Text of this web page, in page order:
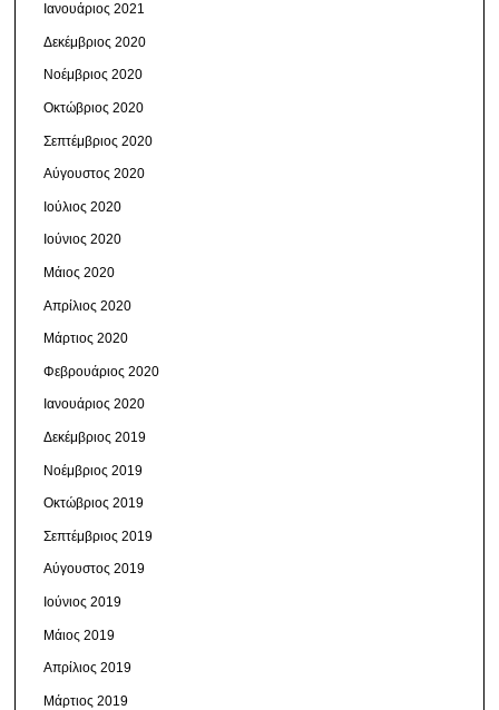
Ιανουάριος 2021
Δεκέμβριος 2020
Νοέμβριος 2020
Οκτώβριος 2020
Σεπτέμβριος 2020
Αύγουστος 2020
Ιούλιος 2020
Ιούνιος 2020
Μάιος 2020
Απρίλιος 2020
Μάρτιος 2020
Φεβρουάριος 2020
Ιανουάριος 2020
Δεκέμβριος 2019
Νοέμβριος 2019
Οκτώβριος 2019
Σεπτέμβριος 2019
Αύγουστος 2019
Ιούνιος 2019
Μάιος 2019
Απρίλιος 2019
Μάρτιος 2019